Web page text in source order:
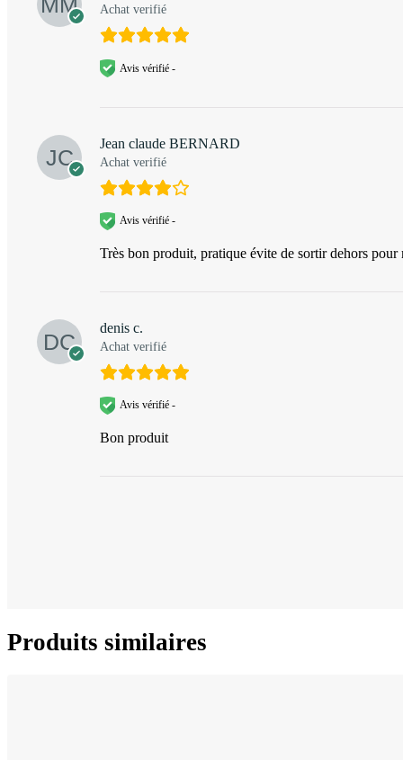
Achat verifié
Avis vérifié -
Jean claude BERNARD
Achat verifié
Avis vérifié -
Très bon produit, pratique évite de sortir dehors pour
denis c.
Achat verifié
Avis vérifié -
Bon produit
Produits similaires